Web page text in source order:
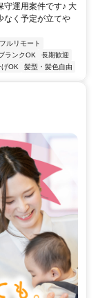
守運用案件です♪ 大
なく予定が立てや
フルリモート
ランクOK
長期歓迎
げOK 髪型・髪色自由